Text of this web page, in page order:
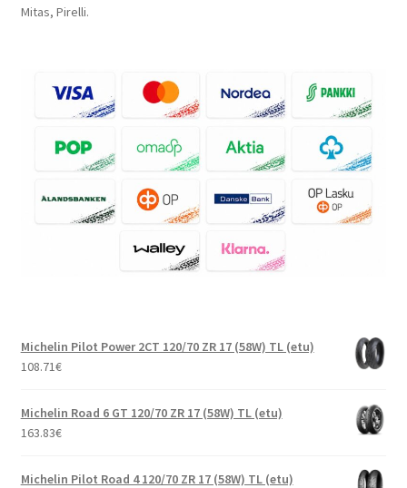
Mitas, Pirelli.
Michelin Pilot Power 2CT 120/70 ZR 17 (58W) TL (etu)
108.71€
Michelin Road 6 GT 120/70 ZR 17 (58W) TL (etu)
163.83€
Michelin Pilot Road 4 120/70 ZR 17 (58W) TL (etu)